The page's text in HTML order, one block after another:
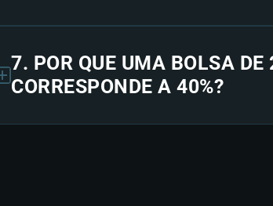
7. POR QUE UMA BOLSA
CORRESPONDE A 40%?